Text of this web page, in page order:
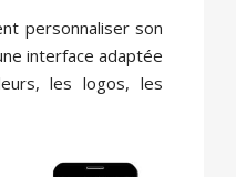
personnaliser son
interface adaptée
les logos, les